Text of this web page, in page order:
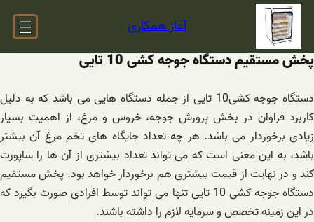
رفتن
محتوا
آغاز همکاری
پخش مستقیم دستگاه جوجه کشی 10 تایی
دستگاه جوجه کشی10 تایی از جمله دستگاه هایی می باشد که به دلیل
کاربرد فراوان در بخش پرورش جوجه، خروس و مرغ، از اهمیت بسیار
زیادی برخوردار می باشد. هر چه تعداد جایگاه های تخم مرغ آن بیشتر
باشد، به این معنی است که می تواند تعداد بیشتری از آن ها را ساپورت
کند و در نهایت از قیمت بیشتری هم برخوردار خواهد بود. پخش مستقیم
دستگاه جوجه کشی 10 تایی تنها می تواند توسط افرادی صورت بگیرد که
در این زمینه تخصص و سرمایه لازم را داشته باشند.